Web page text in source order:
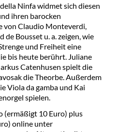
Ninfa widmet sich diesen
ihren barocken
von Claudio Monteverdi,
de Bousset u. a. zeigen, wie
und Freiheit eine
bis heute berührt. Juliane
Catenhusen spielt die
die Theorbe. Außerdem
Viola da gamba und Kai
spielen.
(ermäßigt 10 Euro) plus
online unter